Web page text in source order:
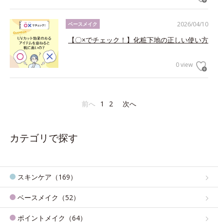
2026/04/10
ベースメイク
【〇×でチェック！】化粧下地の正しい使い方
0 view
前へ 1 2 次へ
カテゴリで探す
スキンケア（169）
ベースメイク（52）
ポイントメイク（64）